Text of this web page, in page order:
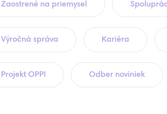
Zaostrené na priemysel
Výročná správa Kariéra
Projekt OPPI Odber noviniek